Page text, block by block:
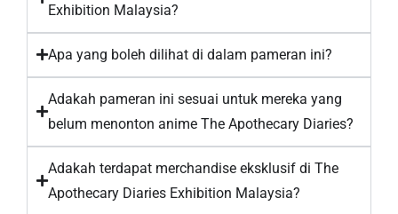
Exhibition Malaysia?
Apa yang boleh dilihat di dalam pameran ini?
Adakah pameran ini sesuai untuk mereka yang
belum menonton anime The Apothecary Diaries?
Adakah terdapat merchandise eksklusif di The
Apothecary Diaries Exhibition Malaysia?